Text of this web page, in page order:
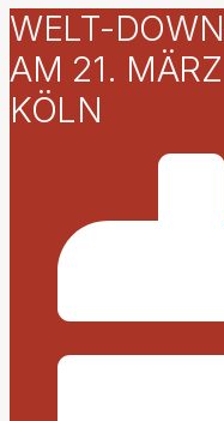
WELT-
AM 21.
KÖLN